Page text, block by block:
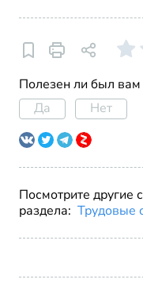
Полезен ли был вам
Да
Нет
Посмотрите другие
раздела: Трудовые